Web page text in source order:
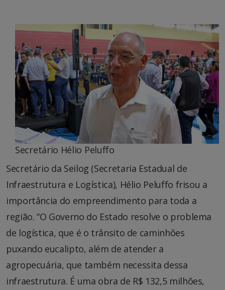
Secretário Hélio Peluffo
Secretário da Seilog (Secretaria Estadual de
Infraestrutura e Logística), Hélio Peluffo frisou a
importância do empreendimento para toda a
região. “O Governo do Estado resolve o problema
de logística, que é o trânsito de caminhões
puxando eucalipto, além de atender a
agropecuária, que também necessita dessa
infraestrutura. É uma obra de R$ 132,5 milhões,